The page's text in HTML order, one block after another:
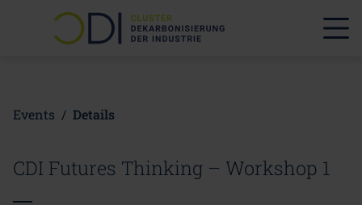
Events / Details
CDI Futures Thinking – Workshop 1